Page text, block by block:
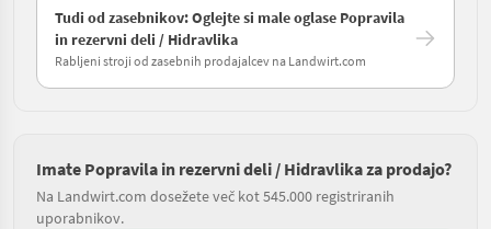
Tudi od zasebnikov: Oglejte si male oglase Popravila
in rezervni deli / Hidravlika
Rabljeni stroji od zasebnih prodajalcev na Landwirt.com
Imate Popravila in rezervni deli / Hidravlika za prodajo?
Na Landwirt.com dosežete več kot 545.000 registriranih
uporabnikov.